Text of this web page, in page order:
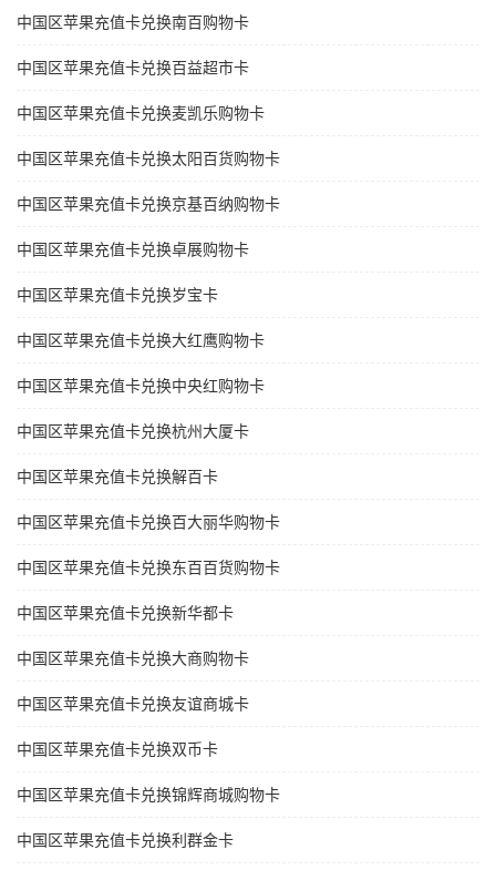
中国区苹果充值卡兑换南百购物卡
中国区苹果充值卡兑换百益超市卡
中国区苹果充值卡兑换麦凯乐购物卡
中国区苹果充值卡兑换太阳百货购物卡
中国区苹果充值卡兑换京基百纳购物卡
中国区苹果充值卡兑换卓展购物卡
中国区苹果充值卡兑换岁宝卡
中国区苹果充值卡兑换大红鹰购物卡
中国区苹果充值卡兑换中央红购物卡
中国区苹果充值卡兑换杭州大厦卡
中国区苹果充值卡兑换解百卡
中国区苹果充值卡兑换百大丽华购物卡
中国区苹果充值卡兑换东百百货购物卡
中国区苹果充值卡兑换新华都卡
中国区苹果充值卡兑换大商购物卡
中国区苹果充值卡兑换友谊商城卡
中国区苹果充值卡兑换双币卡
中国区苹果充值卡兑换锦辉商城购物卡
中国区苹果充值卡兑换利群金卡